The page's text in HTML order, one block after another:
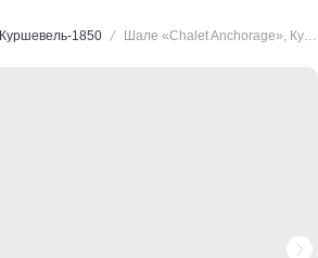
Куршевель-1850 Шале «Chalet Anchorage», Куршевель-1850